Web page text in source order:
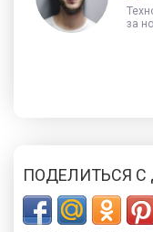
за
ПОДЕЛИТЬСЯ С